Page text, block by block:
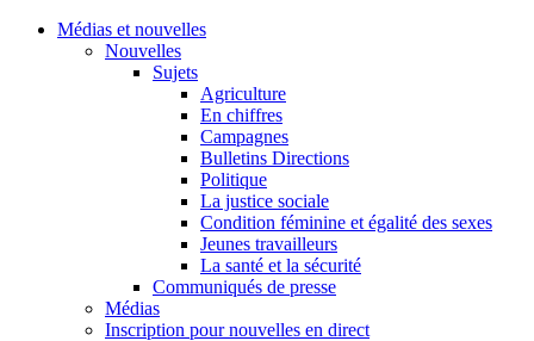
Médias et nouvelles
Nouvelles
Sujets
Agriculture
En chiffres
Campagnes
Bulletins Directions
Politique
La justice sociale
Condition féminine et égalité des sexes
Jeunes travailleurs
La santé et la sécurité
Communiqués de presse
Médias
Inscription pour nouvelles en direct